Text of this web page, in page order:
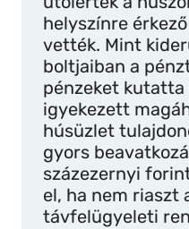
helyszínre
vették. Mint
boltjaiban a
pénzeket
igyekezett
húsüzlet
gyors
százezernyi
el, ha nem riaszt
távfelügyeleti